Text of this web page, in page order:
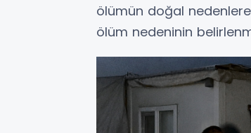
ölümün doğal
ölüm nedeninin